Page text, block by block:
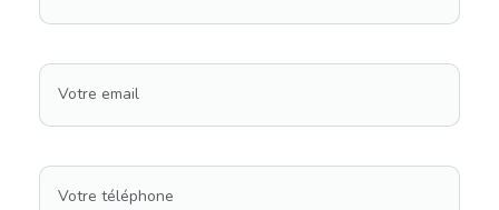
Votre email
Votre téléphone